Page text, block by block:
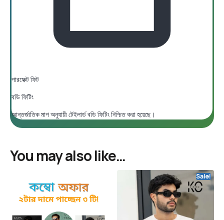
পারফেক্ট ফিট
বডি ফিটিং
আন্তর্জাতিক মাপ অনুযায়ী টেইলার্ড বডি ফিটিং নিশ্চিত করা হয়েছে।
You may also like…
Sale!